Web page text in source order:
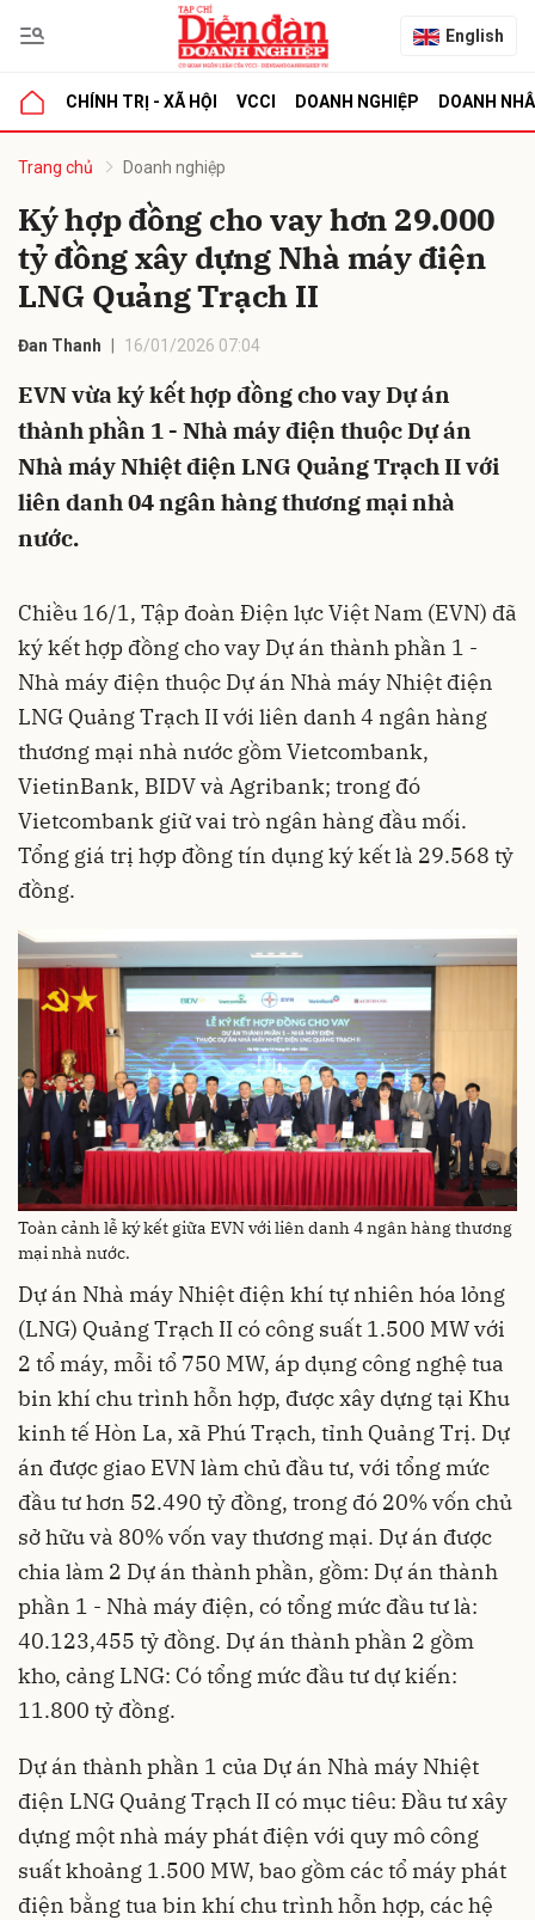
English
CHÍNH TRỊ - XÃ HỘI VCCI DOANH NGHIỆP DOANH
Trang chủ Doanh nghiệp
Ký hợp đồng cho vay hơn 29.000
tỷ đồng xây dựng Nhà máy điện
LNG Quảng Trạch II
Đan Thanh 16/01/2026 07:04
EVN vừa ký kết hợp đồng cho vay Dự án
thành phần 1 - Nhà máy điện thuộc Dự án
Nhà máy Nhiệt điện LNG Quảng Trạch II với
liên danh 04 ngân hàng thương mại nhà
nước.
Chiều 16/1, Tập đoàn Điện lực Việt Nam (EVN) đã
ký kết hợp đồng cho vay Dự án thành phần 1 -
Nhà máy điện thuộc Dự án Nhà máy Nhiệt điện
LNG Quảng Trạch II với liên danh 4 ngân hàng
thương mại nhà nước gồm Vietcombank,
VietinBank, BIDV và Agribank; trong đó
Vietcombank giữ vai trò ngân hàng đầu mối.
Tổng giá trị hợp đồng tín dụng ký kết là 29.568 tỷ
đồng.
Toàn cảnh lễ ký kết giữa EVN với liên danh 4 ngân hàng thương
mại nhà nước.
Dự án Nhà máy Nhiệt điện khí tự nhiên hóa lỏng
(LNG) Quảng Trạch II có công suất 1.500 MW với
2 tổ máy, mỗi tổ 750 MW, áp dụng công nghệ tua
bin khí chu trình hỗn hợp, được xây dựng tại Khu
kinh tế Hòn La, xã Phú Trạch, tỉnh Quảng Trị. Dự
án được giao EVN làm chủ đầu tư, với tổng mức
đầu tư hơn 52.490 tỷ đồng, trong đó 20% vốn chủ
sở hữu và 80% vốn vay thương mại. Dự án được
chia làm 2 Dự án thành phần, gồm: Dự án thành
phần 1 - Nhà máy điện, có tổng mức đầu tư là:
40.123,455 tỷ đồng. Dự án thành phần 2 gồm
kho, cảng LNG: Có tổng mức đầu tư dự kiến:
11.800 tỷ đồng.
Dự án thành phần 1 của Dự án Nhà máy Nhiệt
điện LNG Quảng Trạch II có mục tiêu: Đầu tư xây
dựng một nhà máy phát điện với quy mô công
suất khoảng 1.500 MW, bao gồm các tổ máy phát
điện bằng tua bin khí chu trình hỗn hợp, các hệ
luận
Hủy